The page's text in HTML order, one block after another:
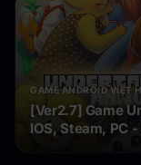
GAME ANDROID VIỆT
[Ver2.7] Game
IOS, Steam, PC